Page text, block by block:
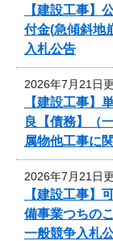
【建設工事】
付金(急傾斜地
入札公告
2026年7月21日
【建設工事】
良【債務】（
属物他工事に
2026年7月21日
【建設工事】
備事業つちの
一般競争入札